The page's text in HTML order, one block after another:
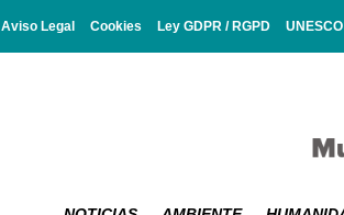
Aviso Legal Cookies Ley GDPR / RGPD UNESCO